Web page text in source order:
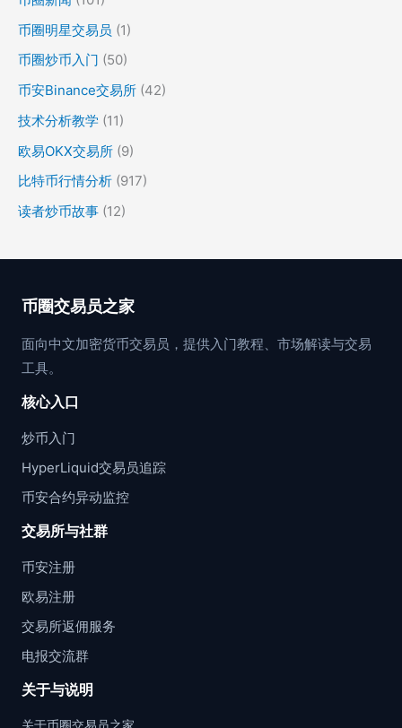
币圈明星交易员 (1)
币圈炒币入门 (50)
币安Binance交易所 (42)
技术分析教学 (11)
欧易OKX交易所 (9)
比特币行情分析 (917)
读者炒币故事 (12)
币圈交易员之家
面向中文加密货币交易员，提供入门教程、市场解读与交易
工具。
核心入口
炒币入门
HyperLiquid交易员追踪
币安合约异动监控
交易所与社群
币安注册
欧易注册
交易所返佣服务
电报交流群
关于与说明
关于币圈交易员之家